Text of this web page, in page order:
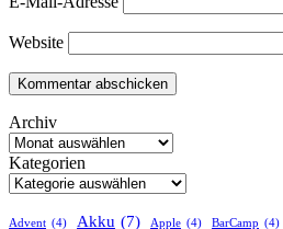
Website
Archiv
Kategorien
Advent (4) Akku (7) Apple (4) BarCamp (4)